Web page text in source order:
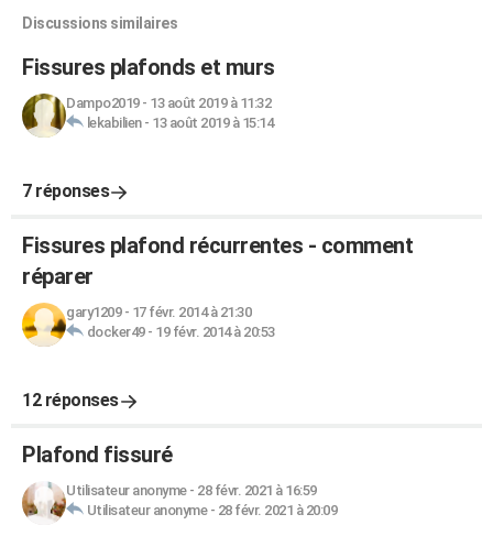
Discussions similaires
Fissures plafonds et murs
Dampo2019- 13 août 2019 à 11:32
lekabilien- 13 août 2019 à 15:14
7 réponses
Fissures plafond récurrentes - comment
réparer
gary1209- 17 févr. 2014 à 21:30
docker49- 19 févr. 2014 à 20:53
12 réponses
Plafond fissuré
Utilisateur anonyme- 28 févr. 2021 à 16:59
Utilisateur anonyme- 28 févr. 2021 à 20:09